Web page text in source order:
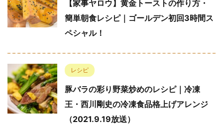
【家事ヤロウ】黄金トーストの作り方・
簡単朝食レシピ｜ゴールデン初回3時間ス
ペシャル！
レシピ
豚バラの彩り野菜炒めのレシピ｜冷凍
王・西川剛史の冷凍食品格上げアレンジ
（2021.9.19放送）